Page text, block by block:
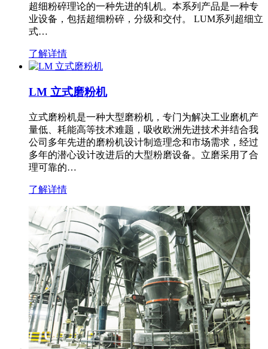
超细粉碎理论的一种先进的轧机。本系列产品是一种专
业设备，包括超细粉碎，分级和交付。 LUM系列超细立
式…
了解详情
LM 立式磨粉机
立式磨粉机是一种大型磨粉机，专门为解决工业磨机产
量低、耗能高等技术难题，吸收欧洲先进技术并结合我
公司多年先进的磨粉机设计制造理念和市场需求，经过
多年的潜心设计改进后的大型粉磨设备。立磨采用了合
理可靠的…
了解详情